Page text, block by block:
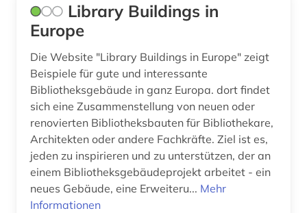
lehrbuch (1)
lettland (1)
levante (1)
litauen (1)
literatur (4)
literaturwissenschaft (1)
Library Buildings in
Europe
Die Website "Library Buildings in Europe" zeigt
Beispiele für gute und interessante
Bibliotheksgebäude in ganz Europa. dort findet
sich eine Zusammenstellung von neuen oder
renovierten Bibliotheksbauten für Bibliothekare,
Architekten oder andere Fachkräfte. Ziel ist es,
jeden zu inspirieren und zu unterstützen, der an
einem Bibliotheksgebäudeprojekt arbeitet - ein
neues Gebäude, eine Erweiteru... Mehr
Informationen